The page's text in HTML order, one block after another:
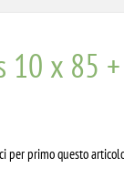
10 x 85
per primo questo